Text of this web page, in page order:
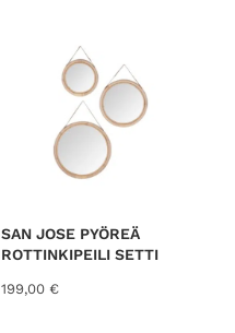
SAN JOSE PYÖREÄ
ROTTINKIPEILI SETTI
199,00 €